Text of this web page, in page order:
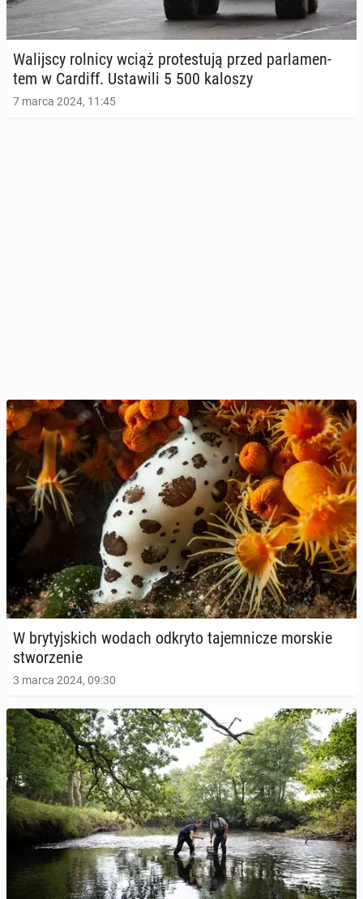
Wa­lij­scy rolnicy wciąż pro­te­stu­ją przed par­la­men­
tem w Cardiff. Usta­wi­li 5 500 kaloszy
7 marca 2024, 11:45
W bry­tyj­skich wodach odkryto ta­jem­ni­cze morskie
stwo­rze­nie
3 marca 2024, 09:30